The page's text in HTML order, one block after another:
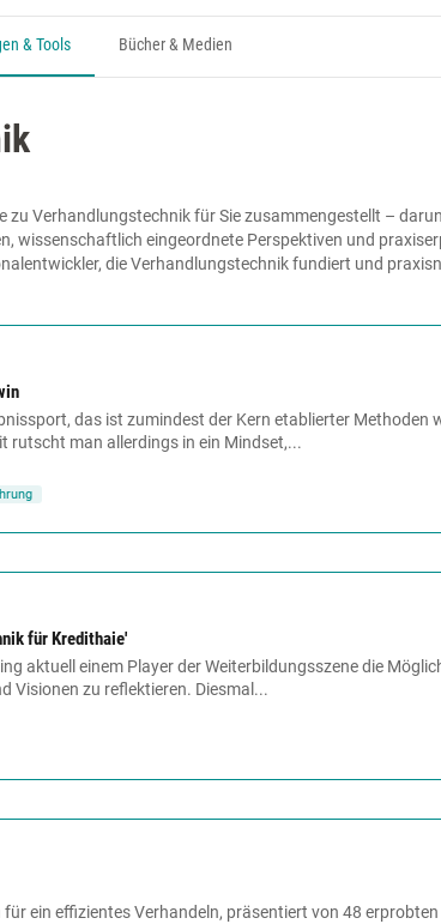
& Tools Bücher & Medien
Verhandlungstechnik für Sie zusammengestellt –
wissenschaftlich eingeordnete Perspektiven und
die Verhandlungstechnik fundiert und
das ist zumindest der Kern etablierter Methoden
rutscht man allerdings in ein Mindset,...
für Kredithaie'
aktuell einem Player der Weiterbildungsszene die
Visionen zu ­reflektieren. Diesmal...
ein effizientes Verhandeln, präsentiert von 48 erprobten